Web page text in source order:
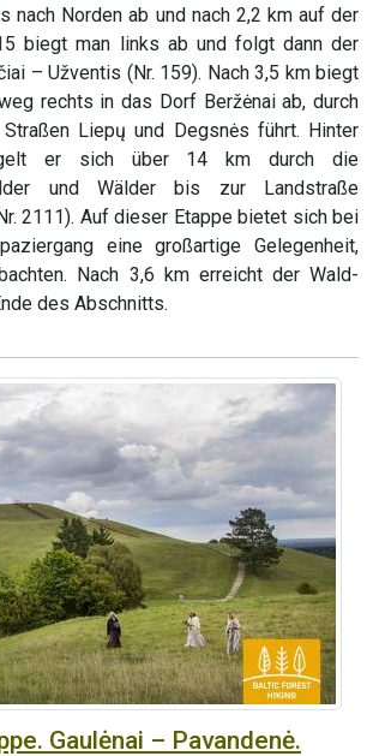
nach Norden ab und nach 2,2 km auf der
biegt man links ab und folgt dann der
– Užventis (Nr. 159). Nach 3,5 km biegt
rechts in das Dorf Beržėnai ab, durch
Liepų und Degsnės führt. Hinter
er sich über 14 km durch die
und Wälder bis zur Landstraße
2111). Auf dieser Etappe bietet sich bei
eine großartige Gelegenheit,
Nach 3,6 km erreicht der Wald-
des Abschnitts.
Gaulėnai – Pavandenė.